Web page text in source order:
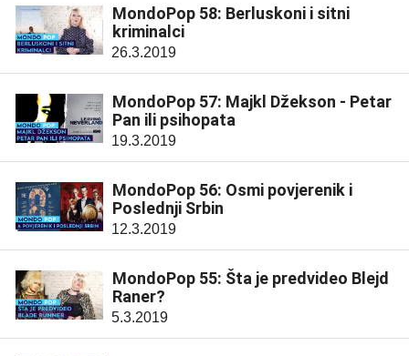
MondoPop 58: Berluskoni i sitni
kriminalci
26.3.2019
MondoPop 57: Majkl Džekson - Petar
Pan ili psihopata
19.3.2019
MondoPop 56: Osmi povjerenik i
Poslednji Srbin
12.3.2019
MondoPop 55: Šta je predvideo Blejd
Raner?
5.3.2019